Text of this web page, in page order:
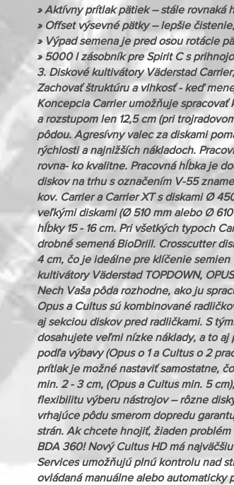
» Aktívny prítlak pätiek – stále rovnaká
» Offset výsevné pätky – lepšie
» Výpad semena je pred osou rotácie
» 5000 l zásobník pre Spirit C s
3. Diskové kultivátory Väderstad
Zachovať štruktúru a vlhkosť - keď
Koncepcia Carrier umožňuje spracovať
a rozstupom len 12,5 cm (pri
pôdou. Agresívny valec za diskami
rýchlosti a najnižších nákladoch.
rovna- ko kvalitne. Pracovná hĺbka je
diskov na trhu s označením V-55
kov. Carrier a Carrier XT s diskami Ø
veľkými diskami (Ø 510 mm alebo Ø
hĺbky 15 - 16 cm. Pri všetkých typoch
drobné semená BioDrill. Crosscutter
4 cm, čo je ideálne pre klíčenie
kultivátory Väderstad TOPDOWN,
Nech Vaša pôda rozhodne, ako ju
Opus a Cultus sú kombinované
aj sekciou diskov pred radličkami. S
dosahujete veľmi nízke náklady, a to
podľa výbavy (Opus o 1 a Cultus o 2
prítlak je možné nastaviť samostatne,
min. 2 - 3 cm, (Opus a Cultus min. 5
flexibilitu výberu nástrojov – rôzne
vrhajúce pôdu smerom dopredu
strán. Ak chcete hnojiť, žiaden
BDA 360! Nový Cultus HD má
Services umožňujú plnú kontrolu nad
ovládaná manuálne alebo